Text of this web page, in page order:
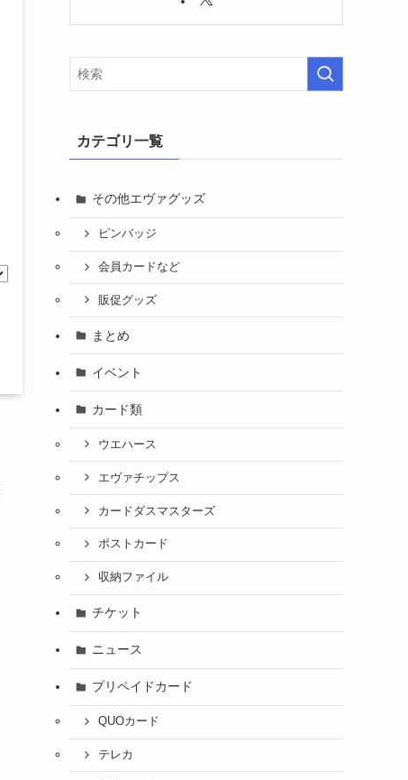
カテゴリ一覧
その他エヴァグッズ
ピンバッジ
会員カードなど
販促グッズ
まとめ
イベント
カード類
ウエハース
エヴァチップス
カードダスマスターズ
ポストカード
収納ファイル
チケット
ニュース
プリペイドカード
QUOカード
テレカ